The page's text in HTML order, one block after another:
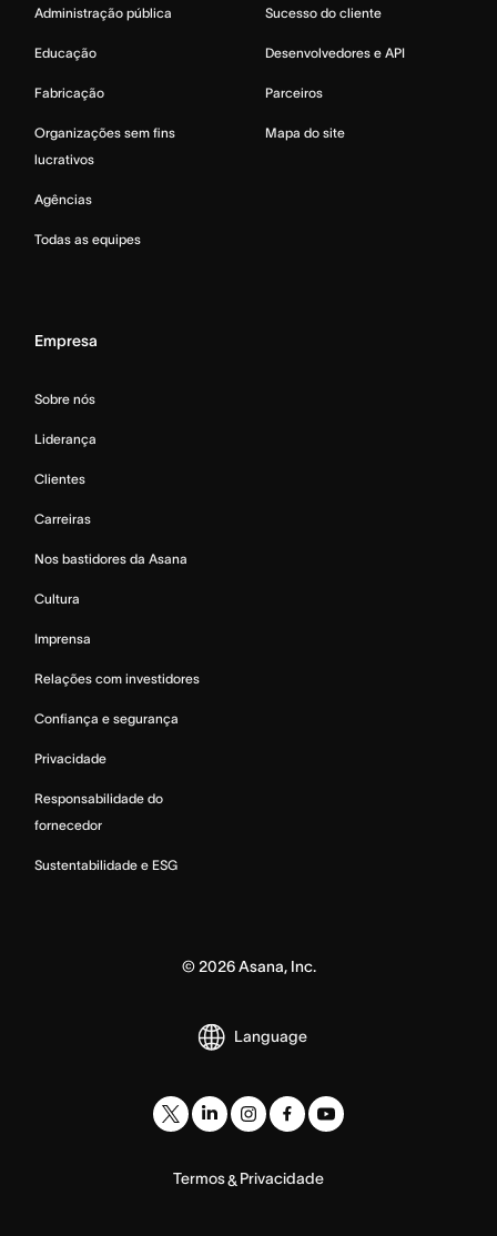
Administração pública
Educação
Fabricação
Organizações sem fins
lucrativos
Agências
Todas as equipes
Sucesso do cliente
Desenvolvedores e API
Parceiros
Mapa do site
Empresa
Sobre nós
Liderança
Clientes
Carreiras
Nos bastidores da Asana
Cultura
Imprensa
Relações com investidores
Confiança e segurança
Privacidade
Responsabilidade do
fornecedor
Sustentabilidade e ESG
©2026Asana, Inc.
Language
Termos&Privacidade